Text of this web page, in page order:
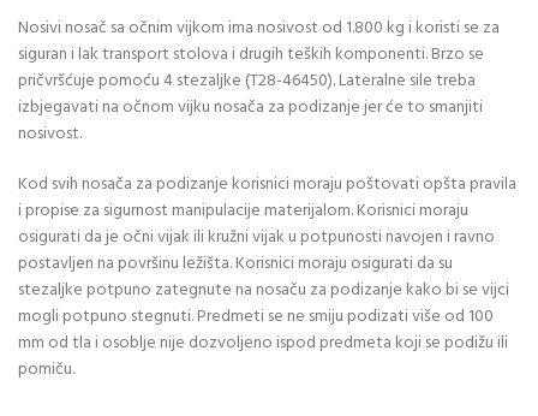
Nosivi nosač sa očnim vijkom ima nosivost od 1.800 kg i koristi se za
siguran i lak transport stolova i drugih teških komponenti. Brzo se
pričvršćuje pomoću 4 stezaljke (T28-46450). Lateralne sile treba
izbjegavati na očnom vijku nosača za podizanje jer će to smanjiti
nosivost.
Kod svih nosača za podizanje korisnici moraju poštovati opšta pravila
i propise za sigurnost manipulacije materijalom. Korisnici moraju
osigurati da je očni vijak ili kružni vijak u potpunosti navojen i ravno
postavljen na površinu ležišta. Korisnici moraju osigurati da su
stezaljke potpuno zategnute na nosaču za podizanje kako bi se vijci
mogli potpuno stegnuti. Predmeti se ne smiju podizati više od 100
mm od tla i osoblje nije dozvoljeno ispod predmeta koji se podižu ili
pomiču.